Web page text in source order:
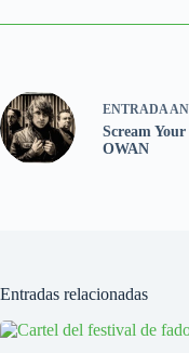
ENTRADA
Scream
OWAN
Entradas relacionadas